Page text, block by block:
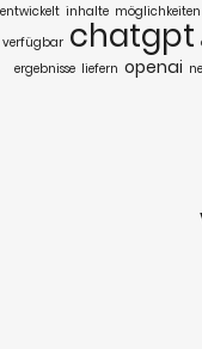
entwickelt inhalte möglichkeiten
verfügbar chatgpt
ergebnisse liefern openai